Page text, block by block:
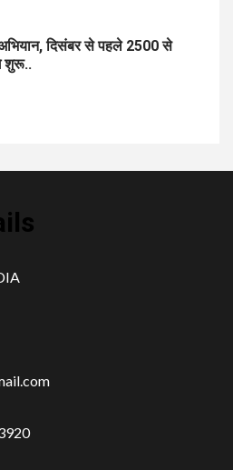
अभियान, दिसंबर से पहले 2500 से
शुरू..